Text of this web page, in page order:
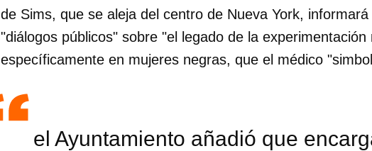
INICIAR SESIÓN
de Sims, que se aleja del centro de Nueva York,
"diálogos públicos" sobre "el legado de la
específicamente en mujeres negras, que el médico
el Ayuntamiento añadió que